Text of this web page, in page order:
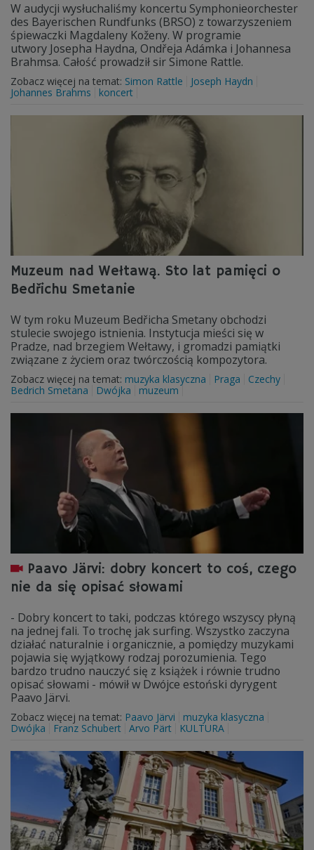
W audycji wysłuchaliśmy koncertu Symphonieorchester
des Bayerischen Rundfunks (BRSO) z towarzyszeniem
śpiewaczki Magdaleny Koženy. W programie
utwory Josepha Haydna, Ondřeja Adámka i Johannesa
Brahmsa. Całość prowadził sir Simone Rattle.
Zobacz więcej na temat: Simon Rattle
Joseph Haydn
Johannes Brahms
koncert
Muzeum nad Wełtawą. Sto lat pamięci o
Bedřichu Smetanie
W tym roku Muzeum Bedřicha Smetany obchodzi
stulecie swojego istnienia. Instytucja mieści się w
Pradze, nad brzegiem Wełtawy, i gromadzi pamiątki
związane z życiem oraz twórczością kompozytora.
Zobacz więcej na temat: muzyka klasyczna Praga
Czechy
Bedrich Smetana
Dwójka muzeum
Paavo Järvi: dobry koncert to coś, czego
nie da się opisać słowami
- Dobry koncert to taki, podczas którego wszyscy płyną
na jednej fali. To trochę jak surfing. Wszystko zaczyna
działać naturalnie i organicznie, a pomiędzy muzykami
pojawia się wyjątkowy rodzaj porozumienia. Tego
bardzo trudno nauczyć się z książek i równie trudno
opisać słowami - mówił w Dwójce estoński dyrygent
Paavo Järvi.
Zobacz więcej na temat: Paavo Järvi
muzyka klasyczna
Dwójka
Franz Schubert Arvo Pärt KULTURA